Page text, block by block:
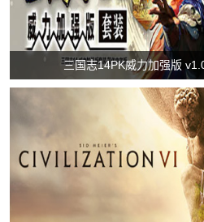
三国志14PK威力加强版